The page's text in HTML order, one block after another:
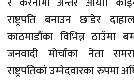
राष्ट्रपति बनाउन छाडेर
काठमाडौंका विभिन्न ठाउँमा
जनवादी मोर्चाका नेता
राष्ट्रपतिको उम्मेदवारका रुपमा